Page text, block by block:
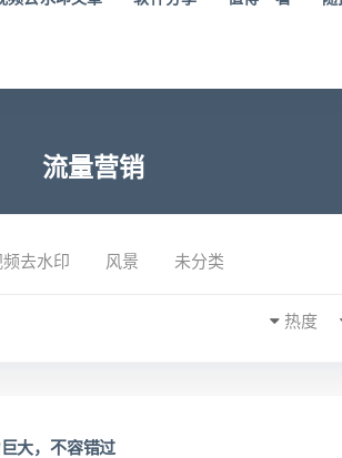
流量营销
频去水印 风景 未分类
热度
大，不容错过